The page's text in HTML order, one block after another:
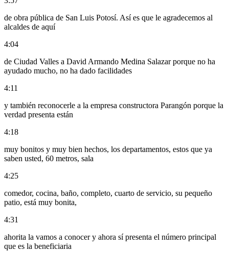
de obra pública de San Luis Potosí. Así es que le agradecemos al
alcaldes de aquí
4:04
de Ciudad Valles a David Armando Medina Salazar porque no ha
ayudado mucho, no ha dado facilidades
4:11
y también reconocerle a la empresa constructora Parangón porque la
verdad presenta están
4:18
muy bonitos y muy bien hechos, los departamentos, estos que ya
saben usted, 60 metros, sala
4:25
comedor, cocina, baño, completo, cuarto de servicio, su pequeño
patio, está muy bonita,
4:31
ahorita la vamos a conocer y ahora sí presenta el número principal
que es la beneficiaria